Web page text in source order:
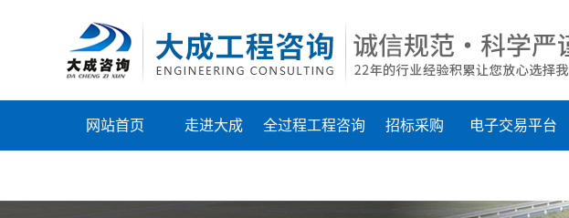
网站首页 走进大成 全过程工程咨询 招标采购 电子交易平台